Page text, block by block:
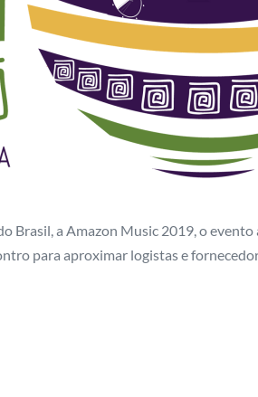
Brasil, a Amazon Music 2019, o
para aproximar logistas e